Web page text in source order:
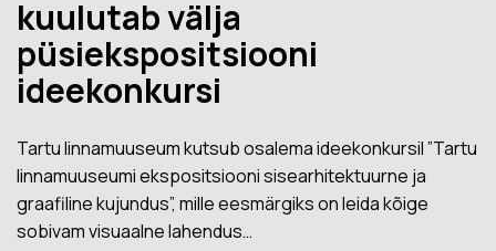
kuulutab välja
püsiekspositsiooni
ideekonkursi
Tartu linnamuuseum kutsub osalema ideekonkursil ”Tartu
linnamuuseumi ekspositsiooni sisearhitektuurne ja
graafiline kujundus”, mille eesmärgiks on leida kõige
sobivam visuaalne lahendus…